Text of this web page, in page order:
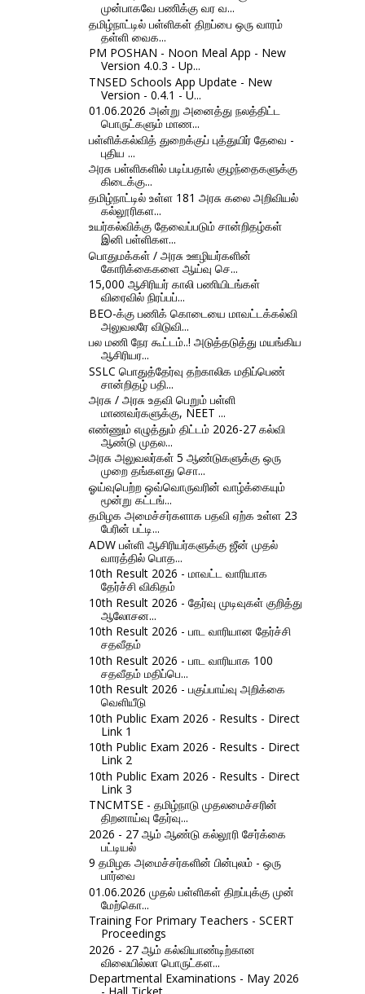
முன்பாகவே பணிக்கு வர வ...
தமிழ்நாட்டில் பள்ளிகள் திறப்பை ஒரு வாரம்
தள்ளி வைக...
PM POSHAN - Noon Meal App - New
Version 4.0.3 - Up...
TNSED Schools App Update - New
Version - 0.4.1 - U...
01.06.2026 அன்று அனைத்து நலத்திட்ட
பொருட்களும் மாண...
பள்ளிக்கல்வித் துறைக்குப் புத்துயிர் தேவை -
புதிய ...
அரசு பள்ளிகளில் படிப்பதால் குழந்தைகளுக்கு
கிடைக்கு...
தமிழ்நாட்டில் உள்ள 181 அரசு கலை அறிவியல்
கல்லூரிகள...
உயர்கல்விக்கு தேவைப்படும் சான்றிதழ்கள்
இனி பள்ளிகள...
பொதுமக்கள் / அரசு ஊழியர்களின்
கோரிக்கைகளை ஆய்வு செ...
15,000 ஆசிரியர் காலி பணியிடங்கள்
விரைவில் நிரப்பப்...
BEO-க்கு பணிக் கொடையை மாவட்டக்கல்வி
அலுவலரே விடுவி...
பல மணி நேர கூட்டம்..! அடுத்தடுத்து மயங்கிய
ஆசிரியர...
SSLC பொதுத்தேர்வு தற்காலிக மதிப்பெண்
சான்றிதழ் பதி...
அரசு / அரசு உதவி பெறும் பள்ளி
மாணவர்களுக்கு, NEET ...
எண்ணும் எழுத்தும் திட்டம் 2026-27 கல்வி
ஆண்டு முதல...
அரசு அலுவலர்கள் 5 ஆண்டுகளுக்கு ஒரு
முறை தங்களது சொ...
ஓய்வுபெற்ற ஒவ்வொருவரின் வாழ்க்கையும்
மூன்று கட்டங்...
தமிழக அமைச்சர்களாக பதவி ஏற்க உள்ள 23
பேரின் பட்டி...
ADW பள்ளி ஆசிரியர்களுக்கு ஜீன் முதல்
வாரத்தில் பொத...
10th Result 2026 - மாவட்ட வாரியாக
தேர்ச்சி விகிதம்
10th Result 2026 - தேர்வு முடிவுகள் குறித்து
ஆலோசன...
10th Result 2026 - பாட வாரியான தேர்ச்சி
சதவீதம்
10th Result 2026 - பாட வாரியாக 100
சதவீதம் மதிப்பெ...
10th Result 2026 - பகுப்பாய்வு அறிக்கை
வெளியீடு
10th Public Exam 2026 - Results - Direct
Link 1
10th Public Exam 2026 - Results - Direct
Link 2
10th Public Exam 2026 - Results - Direct
Link 3
TNCMTSE - தமிழ்நாடு முதலமைச்சரின்
திறனாய்வு தேர்வு...
2026 - 27 ஆம் ஆண்டு கல்லூரி சேர்க்கை
பட்டியல்
9 தமிழக அமைச்சர்களின் பின்புலம் - ஒரு
பார்வை
01.06.2026 முதல் பள்ளிகள் திறப்புக்கு முன்
மேற்கொ...
Training For Primary Teachers - SCERT
Proceedings
2026 - 27 ஆம் கல்வியாண்டிற்கான
விலையில்லா பொருட்கள...
Departmental Examinations - May 2026